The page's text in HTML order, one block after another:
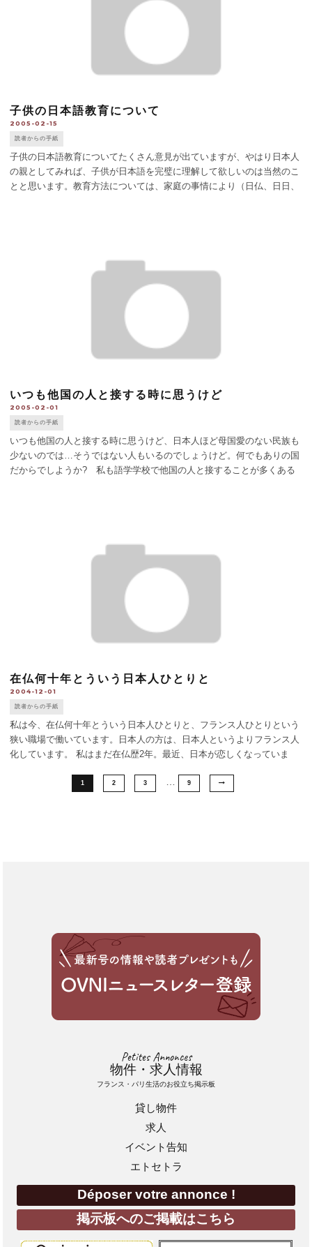
子供の日本語教育について
2005-02-15
読者からの手紙
子供の日本語教育についてたくさん意見が出ていますが、やはり日本人
の親としてみれば、子供が日本語を完璧に理解して欲しいのは当然のこ
とと思います。教育方法については、家庭の事情により（日仏、日日、
いつも他国の人と接する時に思うけど
2005-02-01
読者からの手紙
いつも他国の人と接する時に思うけど、日本人ほど母国愛のない民族も
少ないのでは…そうではない人もいるのでしょうけど。何でもありの国
だからでしようか? 私も語学学校で他国の人と接することが多くある
在仏何十年とういう日本人ひとりと
2004-12-01
読者からの手紙
私は今、在仏何十年とういう日本人ひとりと、フランス人ひとりという
狭い職場で働いています。日本人の方は、日本人というよりフランス人
化しています。 私はまだ在仏歴2年。最近、日本が恋しくなっていま
なんだろうと思ったり、な [...]
1 2 3 9
Petites Annonces
物件・求人情報
フランス・パリ生活のお役立ち掲示板
貸し物件
求人
イベント告知
エトセトラ
Déposer votre annonce !
掲示板へのご掲載はこちら